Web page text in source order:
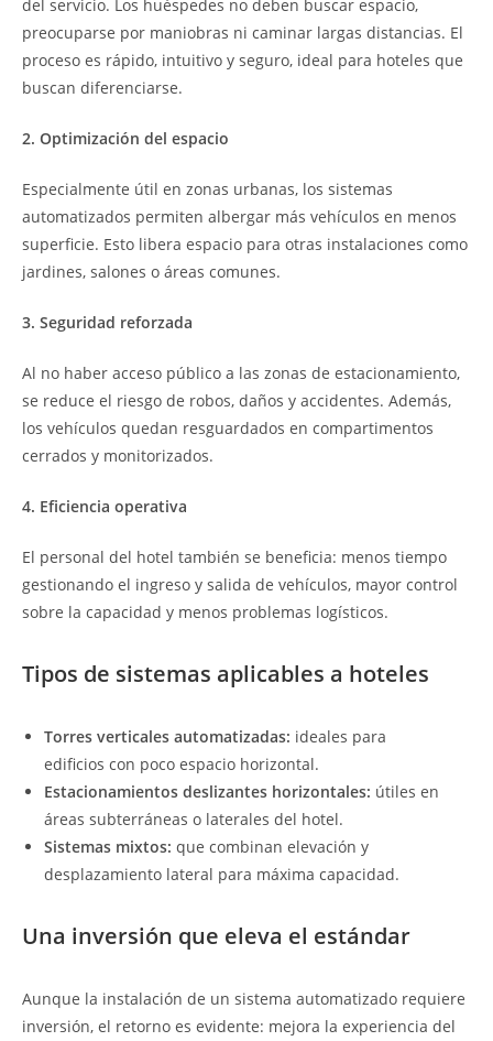
del servicio. Los huéspedes no deben buscar espacio,
preocuparse por maniobras ni caminar largas distancias. El
proceso es rápido, intuitivo y seguro, ideal para hoteles que
buscan diferenciarse.
2. Optimización del espacio
Especialmente útil en zonas urbanas, los sistemas
automatizados permiten albergar más vehículos en menos
superficie. Esto libera espacio para otras instalaciones como
jardines, salones o áreas comunes.
3. Seguridad reforzada
Al no haber acceso público a las zonas de estacionamiento,
se reduce el riesgo de robos, daños y accidentes. Además,
los vehículos quedan resguardados en compartimentos
cerrados y monitorizados.
4. Eficiencia operativa
El personal del hotel también se beneficia: menos tiempo
gestionando el ingreso y salida de vehículos, mayor control
sobre la capacidad y menos problemas logísticos.
Tipos de sistemas aplicables a hoteles
Torres verticales automatizadas: ideales para
edificios con poco espacio horizontal.
Estacionamientos deslizantes horizontales: útiles en
áreas subterráneas o laterales del hotel.
Sistemas mixtos: que combinan elevación y
desplazamiento lateral para máxima capacidad.
Una inversión que eleva el estándar
Aunque la instalación de un sistema automatizado requiere
inversión, el retorno es evidente: mejora la experiencia del